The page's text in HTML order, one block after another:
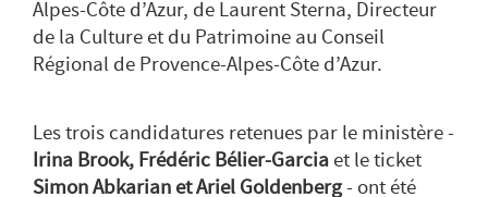
Alpes-Côte d’Azur, de Laurent Sterna, Directeur
de la Culture et du Patrimoine au Conseil
Régional de Provence-Alpes-Côte d’Azur.
Les trois candidatures retenues par le ministère -
Irina Brook, Frédéric Bélier-Garcia et le ticket
Simon Abkarian et Ariel Goldenberg- ont été